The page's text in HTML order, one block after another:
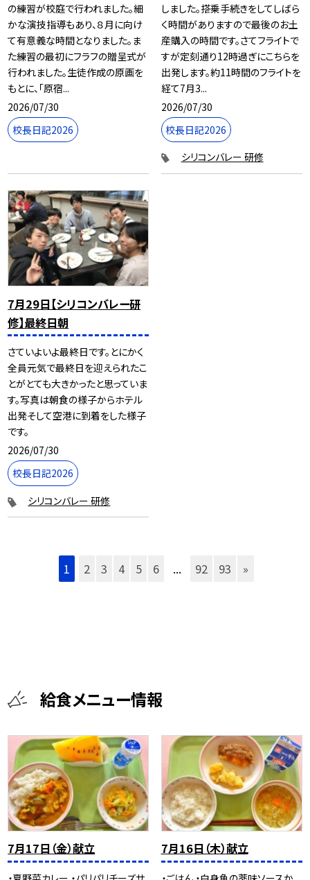
の練習が校庭で行われました。細
かな演技指導もあり、８月に向け
て有意義な時間となりました。ま
た練習の最初にフラフの贈呈式が
行われました。生徒作成の原画を
もとに、「原宿...
2026/07/30
校長日記2026
しました。搭乗手続きをしてしばら
く時間がありますので最後のお土
産購入の時間です。さてフライトで
すが定刻通り12時過ぎにこちらを
出発します。約11時間のフライトを
経て7月3...
2026/07/30
校長日記2026
シリコンバレー 研修
7月29日【シリコンバレー研
修】最終日朝
さていよいよ最終日です。とにかく
全員元気で最終日を迎えられたこ
とがとても大きかったと思っていま
す。写真は朝食の様子からホテル
出発そして空港に到着をした様子
です。
2026/07/30
校長日記2026
シリコンバレー 研修
1 2 3 4 5 6 ... 92 93 »
給食メニュー情報
7月17日（金）献立 7月16日（木）献立